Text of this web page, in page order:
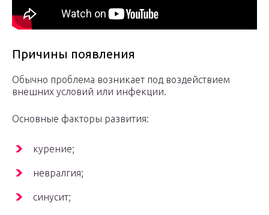
Причины появления
Обычно проблема возникает под воздействием
внешних условий или инфекции.
Основные факторы развития:
курение;
невралгия;
синусит;